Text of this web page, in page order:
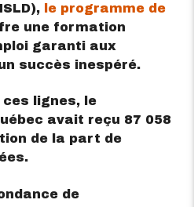
le programme de
une formation
garanti aux
succès inespéré.
ces lignes, le
avait reçu 87 058
de la part de
de